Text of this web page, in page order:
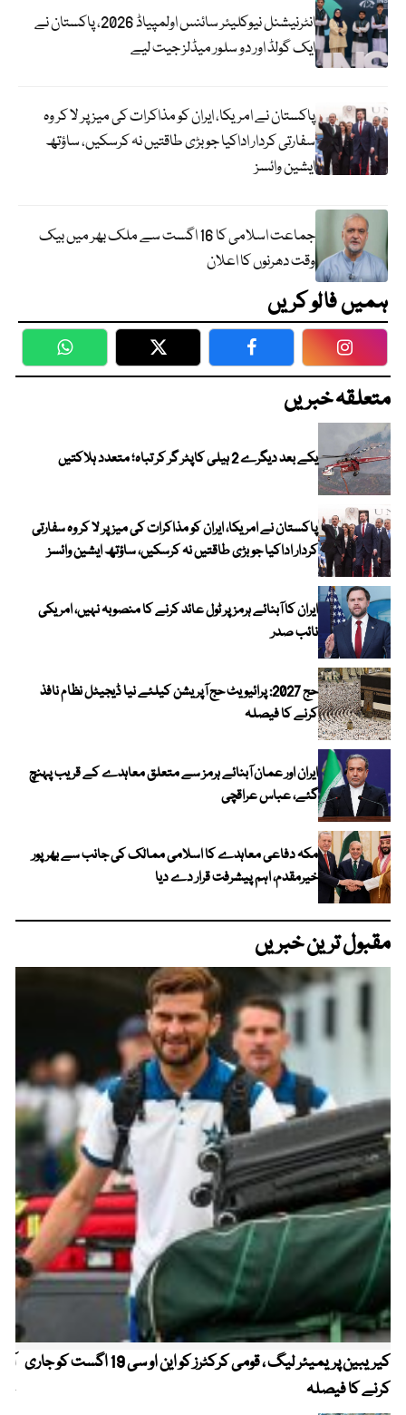
انٹرنیشنل نیوکلیئر سائنس اولمپیاڈ 2026، پاکستان نے
ایک گولڈ اور دو سلور میڈلز جیت لیے
پاکستان نے امریکا، ایران کو مذاکرات کی میز پر لا کر وہ
سفارتی کردار اداکیا جو بڑی طاقتیں نہ کرسکیں، ساؤتھ
ایشین وائسز
جماعت اسلامی کا 16 اگست سے ملک بھر میں بیک
وقت دھرنوں کا اعلان
ہمیں فالو کریں
WhatsApp Twitter Facebook
متعلقہ خبریں
یکے بعد دیگرے 2 ہیلی کاپٹر گر کر تباہ؛ متعدد ہلاکتیں
پاکستان نے امریکا، ایران کو مذاکرات کی میز پر لا کر وہ سفارتی
کردار اداکیا جو بڑی طاقتیں نہ کرسکیں، ساؤتھ ایشین وائسز
ایران کا آبنائے ہرمز پر ٹول عائد کرنے کا منصوبہ نہیں، امریکی
نائب صدر
حج 2027: پرائیویٹ حج آپریشن کیلئے نیا ڈیجیٹل نظام نافذ
کرنے کا فیصلہ
ایران اور عمان آبنائے ہرمز سے متعلق معاہدے کے قریب پہنچ
گئے، عباس عراقچی
مکہ دفاعی معاہدے کا اسلامی ممالک کی جانب سے بھرپور
خیرمقدم، اہم پیشرفت قرار دے دیا
مقبول ترین خبریں
کیریبین پریمیئر لیگ ، قومی کرکٹرز کو این او سی 19 اگست کو جاری
کرنے کا فیصلہ